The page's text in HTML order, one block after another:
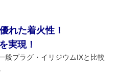
れた着火性！
実現！
般プラグ・イリジウムIXと比較